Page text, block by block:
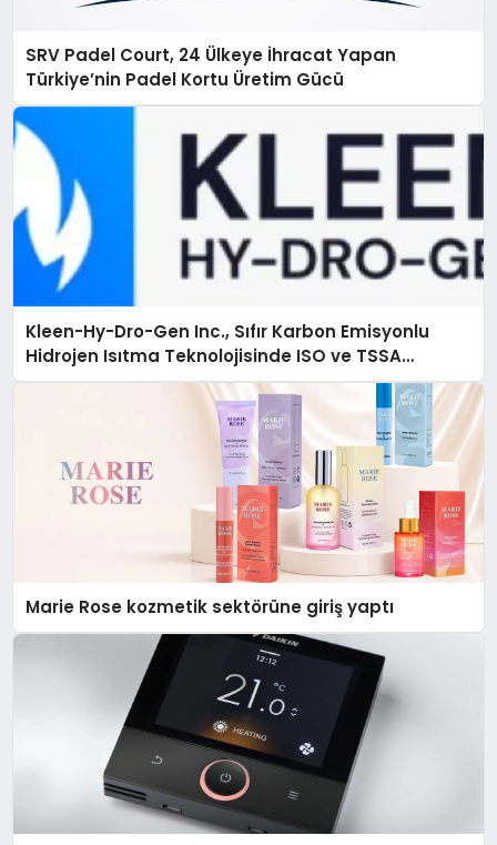
SRV Padel Court, 24 Ülkeye İhracat Yapan
Türkiye’nin Padel Kortu Üretim Gücü
Kleen-Hy-Dro-Gen Inc., Sıfır Karbon Emisyonlu
Hidrojen Isıtma Teknolojisinde ISO ve TSSA
Düzenleyici Onaylarını Aldı
Marie Rose kozmetik sektörüne giriş yaptı